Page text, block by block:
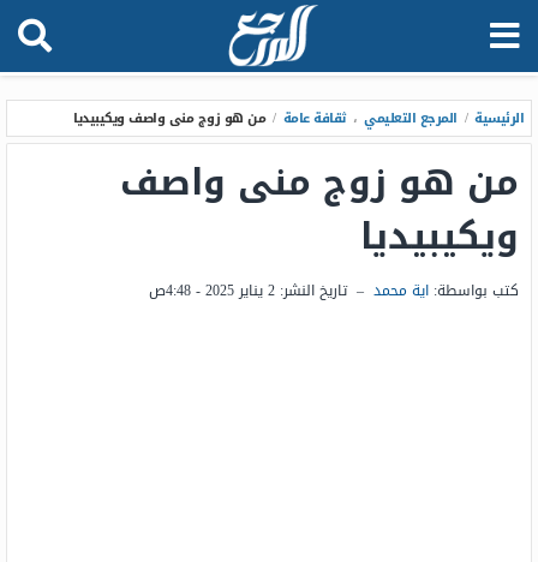
الرئيسية / المرجع التعليمي ، ثقافة عامة / من هو زوج منى واصف ويكيبيديا
من هو زوج منى واصف
ويكيبيديا
كتب بواسطة: اية محمد – تاريخ النشر: 2 يناير 2025 - 4:48ص